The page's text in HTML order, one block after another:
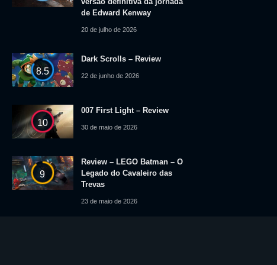
de Edward Kenway
20 de julho de 2026
8.5
Dark Scrolls – Review
22 de junho de 2026
10
007 First Light – Review
30 de maio de 2026
9
Review – LEGO Batman – O
Legado do Cavaleiro das
Trevas
23 de maio de 2026